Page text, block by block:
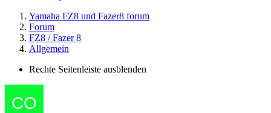
Yamaha FZ8 und Fazer8 forum
Forum
FZ8 / Fazer 8
Allgemein
Rechte Seitenleiste ausblenden